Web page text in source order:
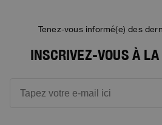
Tenez-vous informé(e) des
INSCRIVEZ-VOUS À